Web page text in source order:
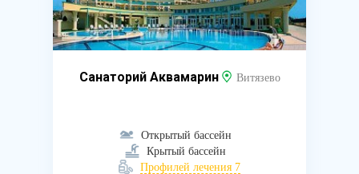
Санаторий Аквамарин Витязево
Открытый бассейн
Крытый бассейн
Профилей лечения 7